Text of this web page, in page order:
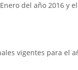
del año 2016 y
vigentes para el